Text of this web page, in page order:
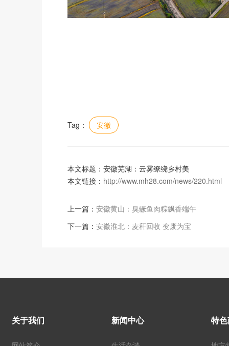
Tag： 安徽
本文标题：安徽芜湖：云雾缭绕乡村美
本文链接： http://www.mh28.com/news/220.html
上一篇： 安徽黄山：臭鳜鱼肉粽飘香端午
下一篇： 安徽淮北：麦秆回收 变废为宝
关于我们 新闻中心 特